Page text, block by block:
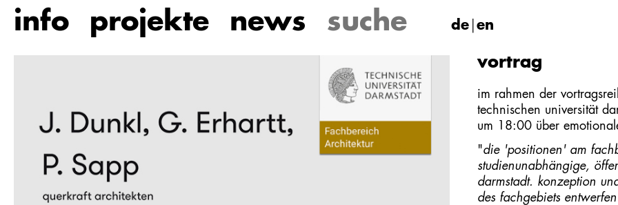
Zum
Hauptinhalt
info projekte news de en
vortrag
im rahmen der
technischen universität
um 18:00 über
"die 'positionen' am
studienunabhängige,
darmstadt. konzeption
des fachgebiets